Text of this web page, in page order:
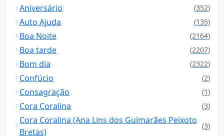
Aniversário (352)
Auto Ajuda (135)
Boa Noite (2164)
Boa tarde (2207)
Bom dia (2322)
Confúcio (2)
Consagração (1)
Cora Coralina (3)
Cora Coralina (Ana Lins dos Guimarães Peixoto
Bretas)
(3)